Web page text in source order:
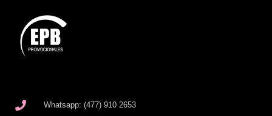
Whatsapp: (477) 910 2653